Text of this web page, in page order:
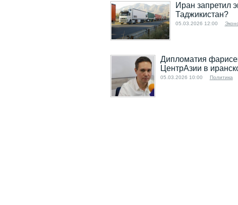
Иран запретил
Таджикистан?
05.03.2026 12:00
Дипломатия
ЦентрАзии в
05.03.2026 10:00 Политика